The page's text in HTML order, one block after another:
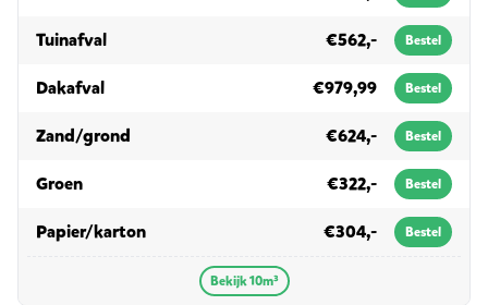
Tuinafvalin 10m³ €562,- Bestel
Dakafvalin 10m³ €979,99 Bestel
Zand/grond €624,- Bestel
Groenin 10m³ €322,- Bestel
Papier/kartonin 10m³ €304,- Bestel
Bekijk 10m³